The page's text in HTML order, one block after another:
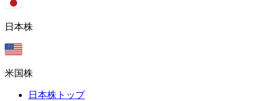
日本株
米国株
日本株トップ